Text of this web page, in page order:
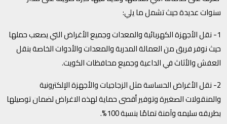
سنوات عديدة حيث تشمل ما يلي:
1- نقل الأجهزة الكهربائية والمعدات وجميع الأغراض التي يصعب حملها
حيث نوفر فريق من العمالة المدربة والمعدات والأدوات الخاصة بنقل
العفش والأثاث في الداعية وجميع محافظات الكويت.
2- نقل الأغراض الحساسة مثل الزجاجيات والأجهزة الإلكترونية
والمنقولات الصغيرة وتوفير أقصى حماية لهذه الاغراض لضمان توصيلها
بطريقه سليمه وآمنة تمامًا بنسبة 100%.